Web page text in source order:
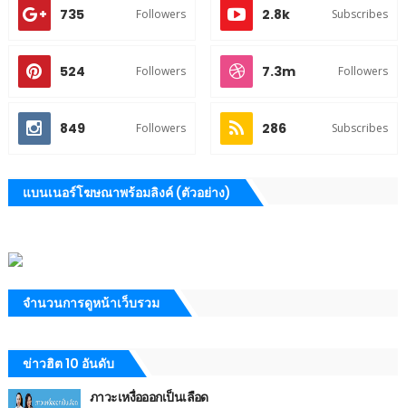
735 Followers 2.8k Subscribes
524 Followers 7.3m Followers
849 Followers 286 Subscribes
แบนเนอร์โฆษณาพร้อมลิงค์ (ตัวอย่าง)
จำนวนการดูหน้าเว็บรวม
ข่าวฮิต 10 อันดับ
ภาวะเหงื่อออกเป็นเลือด